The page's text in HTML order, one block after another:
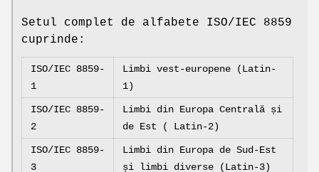
Setul complet de alfabete ISO/IEC 8859
cuprinde:
ISO/IEC 8859-
1
Limbi vest-europene (Latin-
1)
ISO/IEC 8859-
2
Limbi din Europa Centrală și
de Est ( Latin-2)
ISO/IEC 8859-
3
Limbi din Europa de Sud-Est
și limbi diverse (Latin-3)